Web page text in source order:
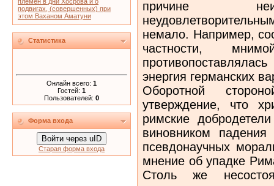
подвигах, (совершенных) при
этом Ваханом Аматуни
Статистика
Онлайн всего: 1
Гостей: 1
Пользователей: 0
Форма входа
Войти через uID
Старая форма входа
причине
немало. Например,
частности,
энергия германских
Оборотной
утверждение, что
римские
виновником
псевдонаучных
мнение об упадке
Столь же